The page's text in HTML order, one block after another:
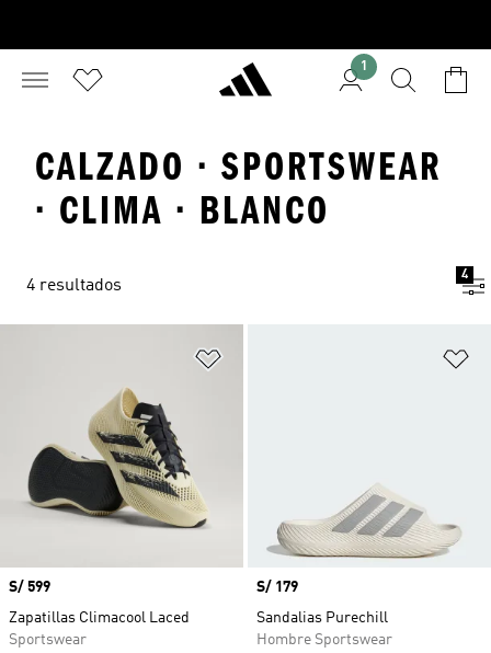
1
CALZADO · SPORTSWEAR
· CLIMA · BLANCO
4 resultados
4
Precio
S/ 599
Zapatillas Climacool Laced
Sportswear
Precio
S/ 179
Sandalias Purechill
Hombre Sportswear